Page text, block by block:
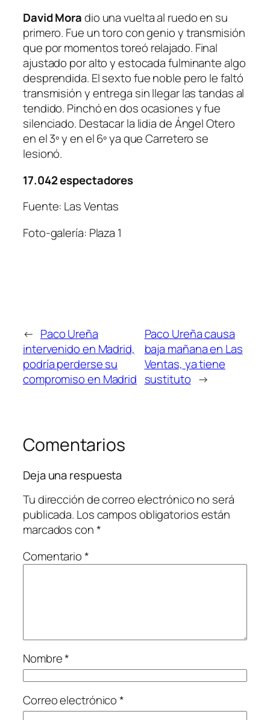
David Moradio una vuelta al ruedo en su
primero. Fue un toro con genio y transmisión
que por momentos toreó relajado. Final
ajustado por alto y estocada fulminante algo
desprendida. El sexto fue noble pero le faltó
transmisión y entrega sin llegar las tandas al
tendido. Pinchó en dos ocasiones y fue
silenciado. Destacar la lidia de Ángel Otero
en el 3º y en el 6º ya que Carretero se
lesionó.
17.042 espectadores
Fuente: Las Ventas
Foto-galería: Plaza 1
← Paco Ureña
intervenido en Madrid,
podría perderse su
compromiso en Madrid
Paco Ureña causa
baja mañana en Las
Ventas, ya tiene
sustituto →
Comentarios
Deja una respuesta
Tu dirección de correo electrónico no será
publicada. Los campos obligatorios están
marcados con*
Comentario*
Nombre*
Correo electrónico*